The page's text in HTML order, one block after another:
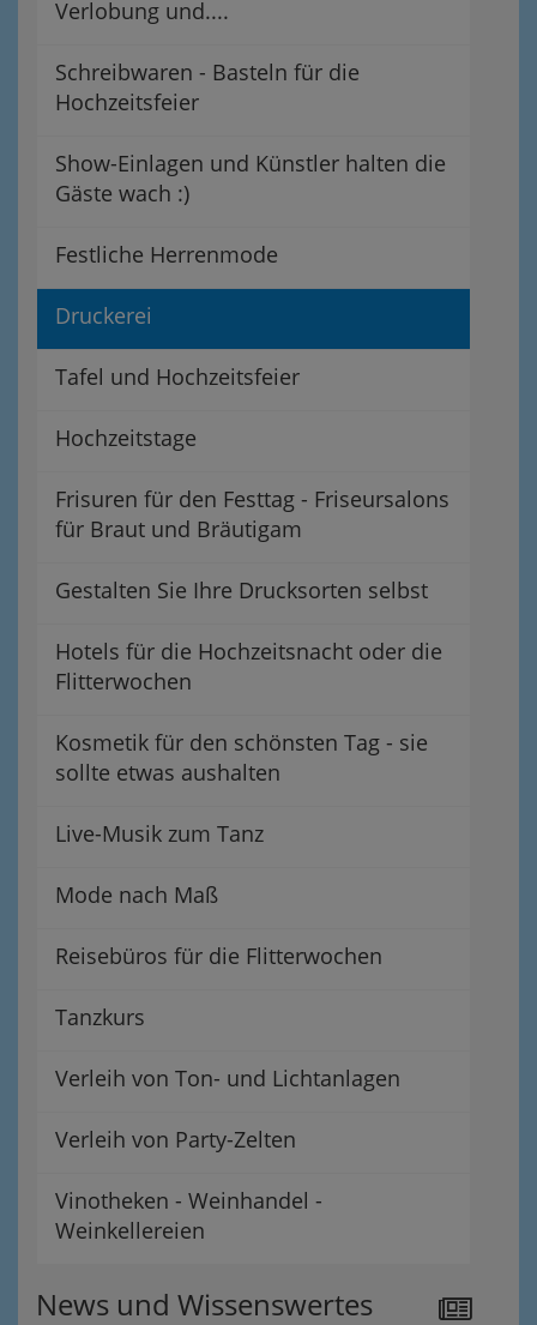
Verlobung und....
Schreibwaren - Basteln für die
Hochzeitsfeier
Show-Einlagen und Künstler halten die
Gäste wach :)
Festliche Herrenmode
Druckerei
Tafel und Hochzeitsfeier
Hochzeitstage
Frisuren für den Festtag - Friseursalons
für Braut und Bräutigam
Gestalten Sie Ihre Drucksorten selbst
Hotels für die Hochzeitsnacht oder die
Flitterwochen
Kosmetik für den schönsten Tag - sie
sollte etwas aushalten
Live-Musik zum Tanz
Mode nach Maß
Reisebüros für die Flitterwochen
Tanzkurs
Verleih von Ton- und Lichtanlagen
Verleih von Party-Zelten
Vinotheken - Weinhandel -
Weinkellereien
News und Wissenswertes